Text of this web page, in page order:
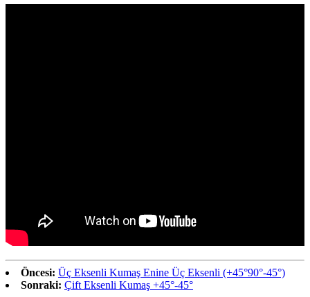
Öncesi: Üç Eksenli Kumaş Enine Üç Eksenli (+45°90°-45°)
Sonraki: Çift Eksenli Kumaş +45°-45°